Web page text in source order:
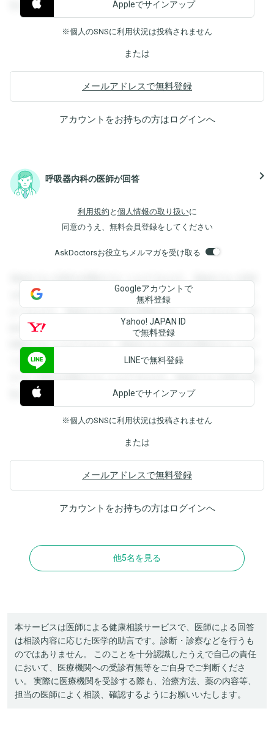
覧することができます。 Appleでサインアップ
※個人のSNSに利用状況は投稿されません
または
メールアドレスで無料登録
アカウントをお持ちの方はログインへ
呼吸器内科の医師が回答 navigate_next
利用規約 と 個人情報の取り扱いに
同意のうえ、無料会員登録をしてください
AskDoctorsお役立ちメルマガを受け取る
登録すると回答を閲覧することができます。登録すると回答
を閲覧することができます。登録すると回答を閲覧すること
ができます。登録すると回答を閲覧することができます。登
録すると回答を閲覧することができます。登録すると回答を
閲覧することができます。登録すると回答を閲覧することが
できます。登録すると回答を閲覧することができます。登録
すると回答を閲覧することができます。登録すると回答を閲
覧することができます。
Googleアカウントで
無料登録
Yahoo! JAPAN ID
で無料登録
LINEで無料登録
Appleでサインアップ
※個人のSNSに利用状況は投稿されません
または
メールアドレスで無料登録
アカウントをお持ちの方はログインへ
他5名を見る
本サービスは医師による健康相談サービスで、医師による回答
は相談内容に応じた医学的助言です。診断・診察などを行うも
のではありません。 このことを十分認識したうえで自己の責任
において、医療機関への受診有無等をご自身でご判断くださ
い。 実際に医療機関を受診する際も、治療方法、薬の内容等、
担当の医師によく相談、確認するようにお願いいたします。